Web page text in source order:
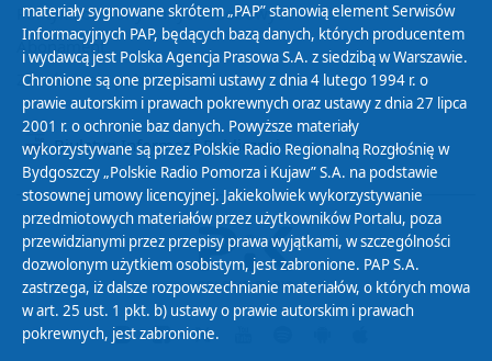
Polityka ochrony danych osobowych
Abonament
Zamówienia publiczne
Biuletyn Informacji Publicznej
materiały sygnowane skrótem „PAP” stanowią element Serwisów
Informacyjnych PAP, będących bazą danych, których producentem
i wydawcą jest Polska Agencja Prasowa S.A. z siedzibą w Warszawie.
Chronione są one przepisami ustawy z dnia 4 lutego 1994 r. o
prawie autorskim i prawach pokrewnych oraz ustawy z dnia 27 lipca
2001 r. o ochronie baz danych. Powyższe materiały
wykorzystywane są przez Polskie Radio Regionalną Rozgłośnię w
Bydgoszczy „Polskie Radio Pomorza i Kujaw” S.A. na podstawie
stosownej umowy licencyjnej. Jakiekolwiek wykorzystywanie
przedmiotowych materiałów przez użytkowników Portalu, poza
przewidzianymi przez przepisy prawa wyjątkami, w szczególności
dozwolonym użytkiem osobistym, jest zabronione. PAP S.A.
zastrzega, iż dalsze rozpowszechnianie materiałów, o których mowa
w art. 25 ust. 1 pkt. b) ustawy o prawie autorskim i prawach
pokrewnych, jest zabronione.